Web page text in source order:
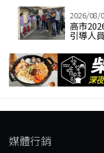
2026/08/
高市
引導人
媒體行銷